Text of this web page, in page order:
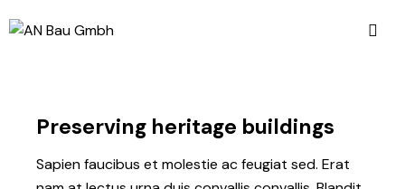
Preserving heritage buildings
Sapien faucibus et molestie ac feugiat sed. Erat